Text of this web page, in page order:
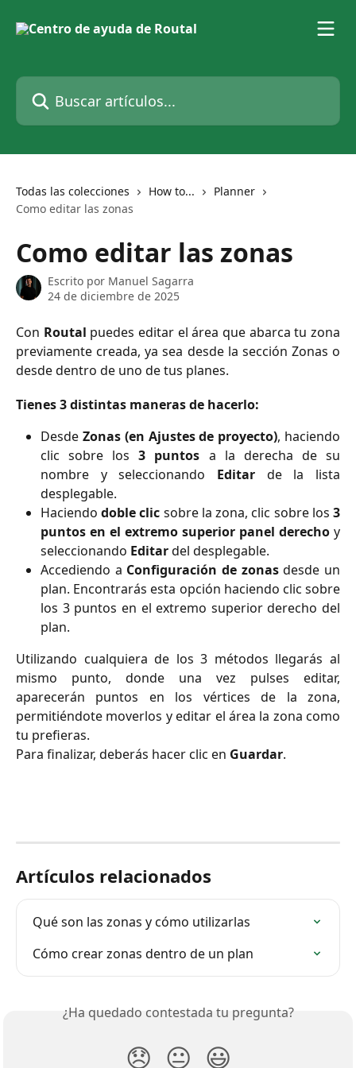
Buscar artículos...
Todas las colecciones How to...
Planner
Como editar las zonas
Como editar las zonas
Escrito por Manuel Sagarra
24 de diciembre de 2025
Con Routal puedes editar el área que abarca tu zona
previamente creada, ya sea desde la sección Zonas o
desde dentro de uno de tus planes.
Tienes 3 distintas maneras de hacerlo:
Desde Zonas (en Ajustes de proyecto), haciendo
clic sobre los3 puntos a la derecha de su
nombre y seleccionando Editar de la lista
desplegable.
Haciendodoble clic sobre la zona, clic sobre los3
puntos en el extremo superior panel derecho y
seleccionando Editardel desplegable.
Accediendo a Configuración de zonasdesde un
plan. Encontrarás esta opción haciendo clic sobre
los 3 puntos en el extremo superior derecho del
plan.
Utilizando cualquiera de los 3 métodos llegarás al
mismo punto, donde una vez pulses editar,
aparecerán puntos en los vértices de la zona,
permitiéndote moverlos y editar el área la zona como
tu prefieras.
Para finalizar, deberás hacer clic en Guardar.
Artículos relacionados
Qué son las zonas y cómo utilizarlas
Cómo crear zonas dentro de un plan
¿Ha quedado contestada tu pregunta?
😞 😐 😃